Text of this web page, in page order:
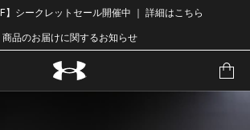
】シークレットセール開催中 ｜ 詳細はこちら
商品のお届けに関するお知らせ